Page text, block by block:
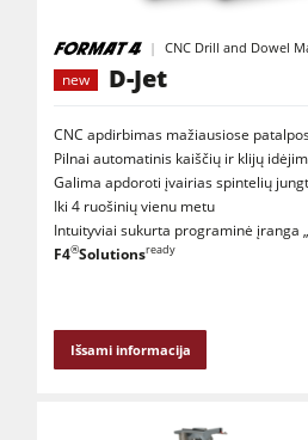
CNC Drill and Dowel
new
D-Jet
CNC apdirbimas mažiausiose
Pilnai automatinis kaiščių ir klijų
Galima apdoroti įvairias spintelių
Iki 4 ruošinių vienu metu
Intuityviai sukurta programinė įranga
F4®Solutionsready
Išsami informacija